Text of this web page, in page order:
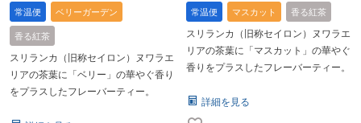
常温便 ベリーガーデン
香る紅茶
スリランカ（旧称セイロン）ヌワラエ
リアの茶葉に「ベリー」の華やぐ香り
をプラスしたフレーバーティー。
常温便 マスカット 香る紅茶
スリランカ（旧称セイロン）ヌワラエ
リアの茶葉に「マスカット」の華やぐ
香りをプラスしたフレーバーティー。
詳細を見る